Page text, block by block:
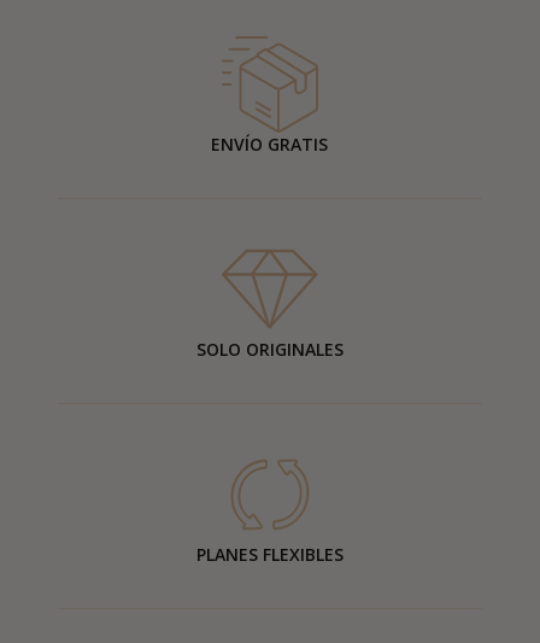
ENVÍO GRATIS
SOLO ORIGINALES
PLANES FLEXIBLES